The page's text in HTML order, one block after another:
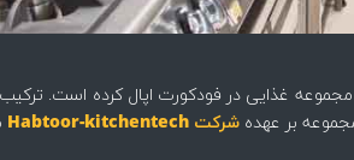
غذایی در فودکورت اپال کرده است. ترکیب
بر عهده شرکت Habtoor-kitchentech